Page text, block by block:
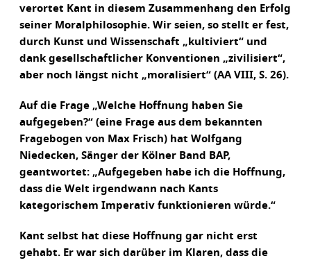
verortet Kant in diesem Zusammenhang den Erfolg
seiner Moralphilosophie. Wir seien, so stellt er fest,
durch Kunst und Wissenschaft „kultiviert“ und
dank gesellschaftlicher Konventionen „zivilisiert“,
aber noch längst nicht „moralisiert“ (AA VIII, S. 26).
Auf die Frage „Welche Hoffnung haben Sie
aufgegeben?“ (eine Frage aus dem bekannten
Fragebogen von Max Frisch) hat Wolfgang
Niedecken, Sänger der Kölner Band BAP,
geantwortet: „Aufgegeben habe ich die Hoffnung,
dass die Welt irgendwann nach Kants
kategorischem Imperativ funktionieren würde.“
Kant selbst hat diese Hoffnung gar nicht erst
gehabt. Er war sich darüber im Klaren, dass die